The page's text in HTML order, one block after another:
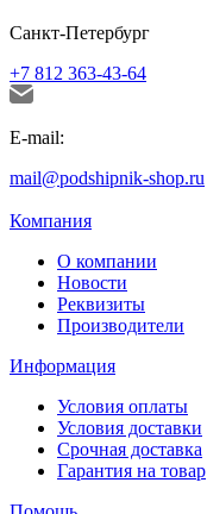
Санкт-Петербург
+7 812 363-43-64
E-mail:
mail@podshipnik-shop.ru
Компания
О компании
Новости
Реквизиты
Производители
Информация
Условия оплаты
Условия доставки
Срочная доставка
Гарантия на товар